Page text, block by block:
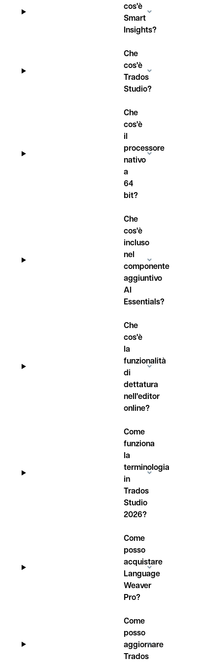
cos'è
Smart
Insights?
Che
cos'è
Trados
Studio?
Che
cos'è
il
processore
nativo
a
64
bit?
Che
cos'è
incluso
nel
componente
aggiuntivo
AI
Essentials?
Che
cos'è
la
funzionalità
di
dettatura
nell'editor
online?
Come
funziona
la
terminologia
in
Trados
Studio
2026?
Come
posso
acquistare
Language
Weaver
Pro?
Come
posso
aggiornare
Trados